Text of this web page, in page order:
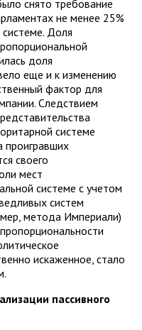
снято требование
не менее 25%
Доля
доля
еще и к изменению
фактор для
Следствием
системе
проигравших
своего
мест
системе с учетом
систем
метода Империали)
искаженное, стало
пассивного